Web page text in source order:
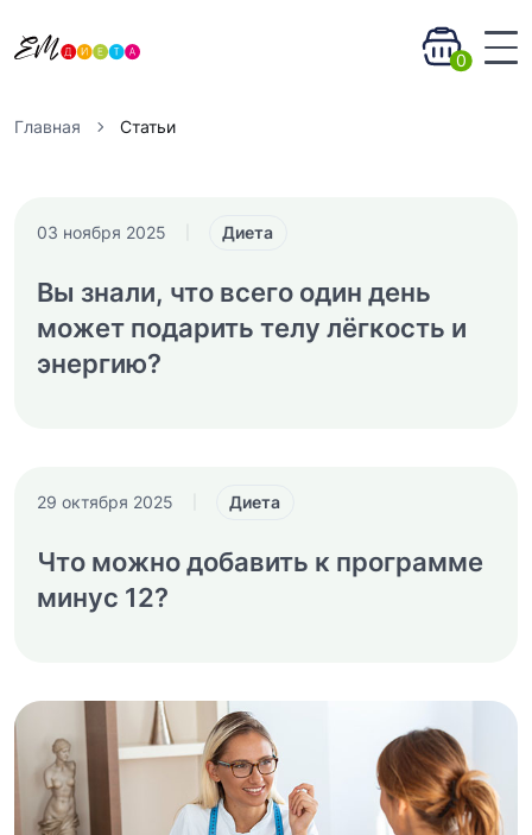
0
Главная Статьи
03 ноября 2025 Диета
Вы знали, что всего один день
может подарить телу лёгкость и
энергию?
29 октября 2025 Диета
Что можно добавить к программе
минус 12?